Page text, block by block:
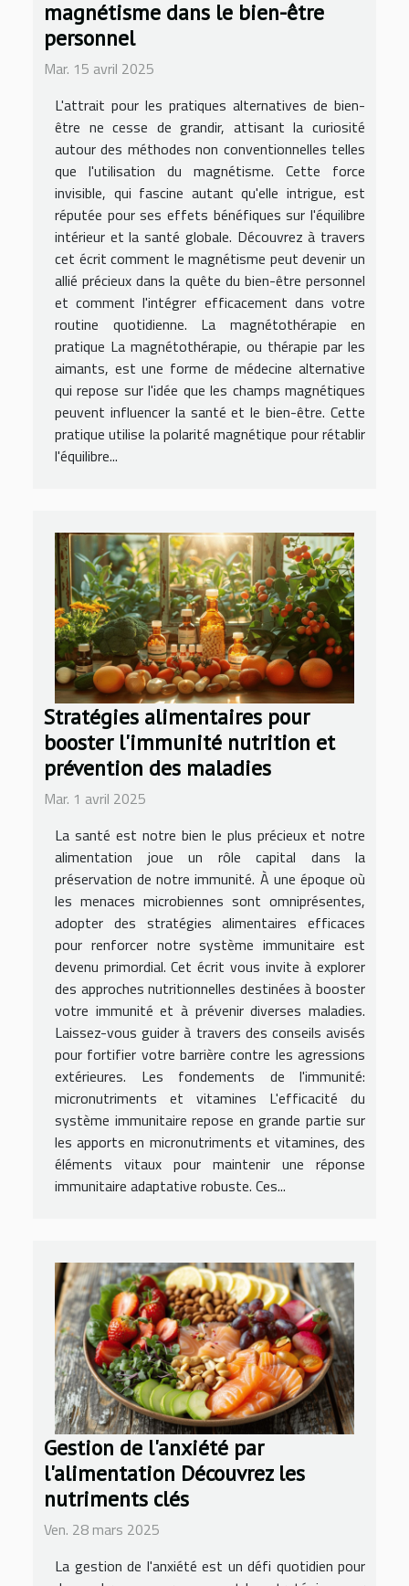
magnétisme dans le bien-être
personnel
Mar. 15 avril 2025
L'attrait pour les pratiques alternatives de bien-
être ne cesse de grandir, attisant la curiosité
autour des méthodes non conventionnelles telles
que l'utilisation du magnétisme. Cette force
invisible, qui fascine autant qu'elle intrigue, est
réputée pour ses effets bénéfiques sur l'équilibre
intérieur et la santé globale. Découvrez à travers
cet écrit comment le magnétisme peut devenir un
allié précieux dans la quête du bien-être personnel
et comment l'intégrer efficacement dans votre
routine quotidienne. La magnétothérapie en
pratique La magnétothérapie, ou thérapie par les
aimants, est une forme de médecine alternative
qui repose sur l'idée que les champs magnétiques
peuvent influencer la santé et le bien-être. Cette
pratique utilise la polarité magnétique pour rétablir
l'équilibre...
Stratégies alimentaires pour
booster l'immunité nutrition et
prévention des maladies
Mar. 1 avril 2025
La santé est notre bien le plus précieux et notre
alimentation joue un rôle capital dans la
préservation de notre immunité. À une époque où
les menaces microbiennes sont omniprésentes,
adopter des stratégies alimentaires efficaces
pour renforcer notre système immunitaire est
devenu primordial. Cet écrit vous invite à explorer
des approches nutritionnelles destinées à booster
votre immunité et à prévenir diverses maladies.
Laissez-vous guider à travers des conseils avisés
pour fortifier votre barrière contre les agressions
extérieures. Les fondements de l'immunité:
micronutriments et vitamines L'efficacité du
système immunitaire repose en grande partie sur
les apports en micronutriments et vitamines, des
éléments vitaux pour maintenir une réponse
immunitaire adaptative robuste. Ces...
Gestion de l'anxiété par
l'alimentation Découvrez les
nutriments clés
Ven. 28 mars 2025
La gestion de l'anxiété est un défi quotidien pour